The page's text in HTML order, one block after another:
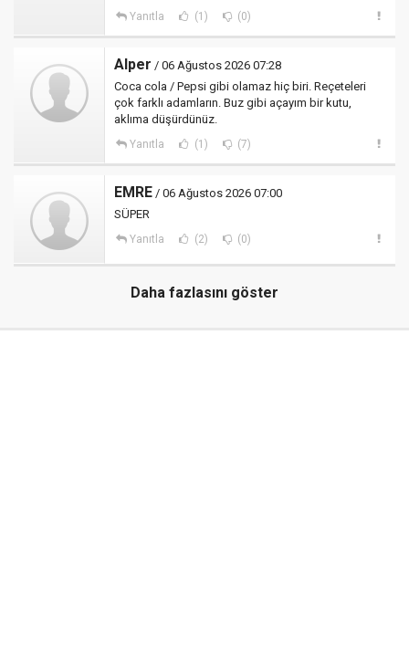
Yanıtla (1) (0)
Alper / 06 Ağustos 2026 07:28
Coca cola / Pepsi gibi olamaz hiç biri. Reçeteleri
çok farklı adamların. Buz gibi açayım bir kutu,
aklıma düşürdünüz.
Yanıtla (1) (7)
EMRE / 06 Ağustos 2026 07:00
SÜPER
Yanıtla (2) (0)
Daha fazlasını göster